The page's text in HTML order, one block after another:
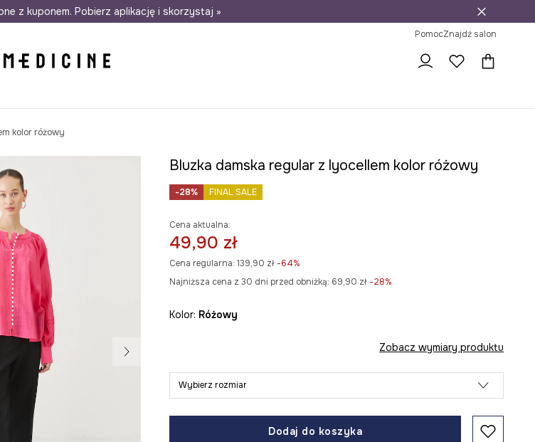
dostawa do salonów 30 dni na zwrot
z kuponem. Pobierz aplikację i skorzystaj »
PomocZnajdź salon
kolor różowy
Bluzka damska regular z lyocellem kolor różowy
-28% FINAL SALE
Cena aktualna:
49,90 zł
Cena regularna: 139,90 zł-64%
Najniższa cena z 30 dni przed obniżką: 69,90 zł -28%
Kolor: różowy
Zobacz wymiary produktu
Wybierz rozmiar
Dodaj do koszyka